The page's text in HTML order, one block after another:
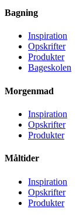
Bagning
Inspiration
Opskrifter
Produkter
Bageskolen
Morgenmad
Inspiration
Opskrifter
Produkter
Måltider
Inspiration
Opskrifter
Produkter